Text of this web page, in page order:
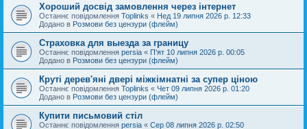
Хороший досвід замовлення через інтернет
Останнє повідомлення Toplinks « Нед 19 липня 2026 р. 12:33
Додано в Розмови без цензури (флейм)
Страховка для выезда за границу
Останнє повідомлення persia « П'ят 10 липня 2026 р. 00:05
Додано в Розмови без цензури (флейм)
Круті дерев'яні двері міжкімнатні за супер ціною
Останнє повідомлення Toplinks « Чет 09 липня 2026 р. 01:20
Додано в Розмови без цензури (флейм)
Купити письмовий стіл
Останнє повідомлення persia « Сер 08 липня 2026 р. 02:50